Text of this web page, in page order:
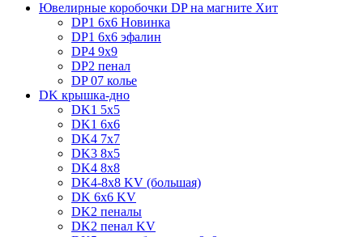
Ювелирные коробочки DP на магните Хит
DP1 6x6 Новинка
DP1 6x6 эфалин
DP4 9x9
DP2 пенал
DP 07 колье
DK крышка-дно
DK1 5x5
DK1 6x6
DK4 7х7
DK3 8x5
DK4 8x8
DK4-8x8 KV (большая)
DK 6х6 KV
DK2 пеналы
DK2 пенал KV